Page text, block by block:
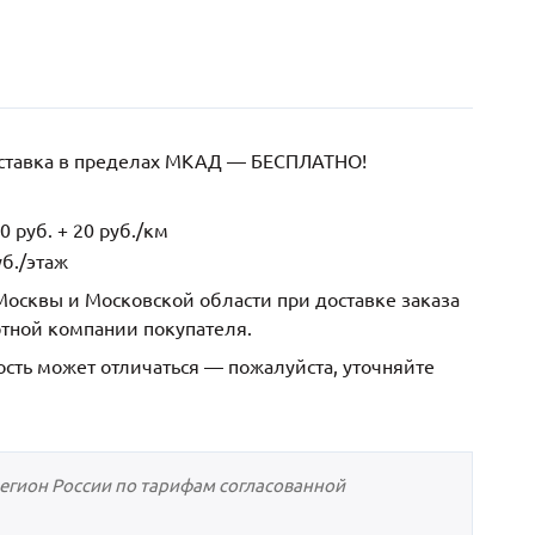
в пределах МКАД — БЕСПЛАТНО!
руб. + 20 руб./км
этаж
и Московской области при доставке заказа
компании покупателя.
может отличаться — пожалуйста, уточняйте
России по тарифам согласованной